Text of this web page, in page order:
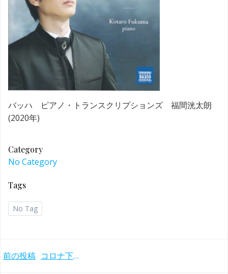
バッハ ピアノ・トランスクリプションズ 福間洸太朗
(2020年)
Category
No Category
Tags
No Tag
Post
前の投稿 コロナ下で人々が求めたバッハ ピアノ編曲集 福間洸太朗(2020年)